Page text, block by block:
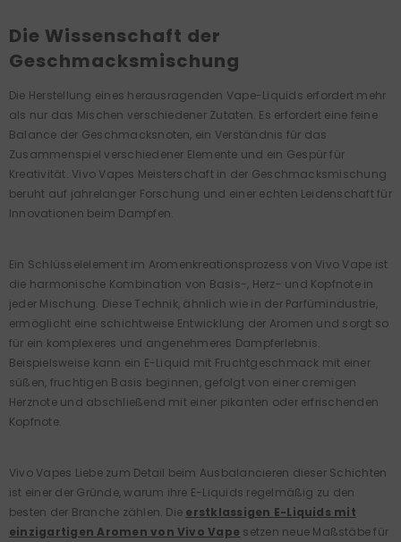
Die Wissenschaft der
Geschmacksmischung
Die Herstellung eines herausragenden Vape-Liquids erfordert mehr
als nur das Mischen verschiedener Zutaten. Es erfordert eine feine
Balance der Geschmacksnoten, ein Verständnis für das
Zusammenspiel verschiedener Elemente und ein Gespür für
Kreativität. Vivo Vapes Meisterschaft in der Geschmacksmischung
beruht auf jahrelanger Forschung und einer echten Leidenschaft für
Innovationen beim Dampfen.
Ein Schlüsselelement im Aromenkreationsprozess von Vivo Vape ist
die harmonische Kombination von Basis-, Herz- und Kopfnote in
jeder Mischung. Diese Technik, ähnlich wie in der Parfümindustrie,
ermöglicht eine schichtweise Entwicklung der Aromen und sorgt so
für ein komplexeres und angenehmeres Dampferlebnis.
Beispielsweise kann ein E-Liquid mit Fruchtgeschmack mit einer
süßen, fruchtigen Basis beginnen, gefolgt von einer cremigen
Herznote und abschließend mit einer pikanten oder erfrischenden
Kopfnote.
Vivo Vapes Liebe zum Detail beim Ausbalancieren dieser Schichten
ist einer der Gründe, warum ihre E-Liquids regelmäßig zu den
besten der Branche zählen. Die erstklassigen E-Liquids mit
einzigartigen Aromen von Vivo Vape setzen neue Maßstäbe für